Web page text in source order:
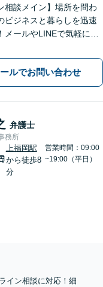
相談メイン】場所を問わ
ビジネスと暮らしを迅速
メールやLINEで気軽につ
決力で、進むべき道を丁
。【メール・LINE 受付
ルでお問い合わせ
弁護士
務所
上福岡駅
から徒歩8
分
営業時間：09:00
~19:00（平日）
イン相談に対応！細